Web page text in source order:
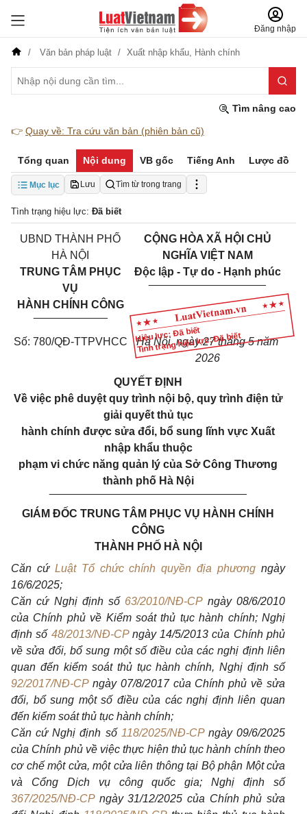
Đăng nhập
Văn bản pháp luật Xuất nhập khẩu, Hành chính
Tìm nâng cao
👉 Quay về: Tra cứu văn bản (phiên bản cũ)
Tổng quan Nội dung VB gốc Tiếng Anh Lược đồ
Mục lục Lưu Tìm từ trong trang
Tình trạng hiệu lực: Đã biết
Hiệu lực: Đã biết
Tình trạng hiệu lực: Đã biết
UBND THÀNH PHỐ
HÀ NỘI
TRUNG TÂM PHỤC
VỤ
HÀNH CHÍNH CÔNG
CỘNG HÒA XÃ HỘI CHỦ
NGHĨA VIỆT NAM
Độc lập - Tự do - Hạnh phúc
___________________
Số: 780/QĐ-TTPVHCC
Hà Nội, ngày 27 tháng 5 năm
2026
QUYẾT ĐỊNH
Về việc phê duyệt quy trình nội bộ, quy trình điện tử
giải quyết thủ tục
hành chính được sửa đổi, bổ sung lĩnh vực Xuất
nhập khẩu thuộc
phạm vi chức năng quản lý của Sở Công Thương
thành phố Hà Nội
________________________________
GIÁM ĐỐC TRUNG TÂM PHỤC VỤ HÀNH CHÍNH
CÔNG
THÀNH PHỐ HÀ NỘI
Căn cứ Luật Tổ chức chính quyền địa phương ngày
16/6/2025;
Căn cứ Nghị định số 63/2010/NĐ-CPngày 08/6/2010
của Chính phủ về Kiểm soát thủ tục hành chính; Nghị
định số 48/2013/NĐ-CPngày 14/5/2013 của Chính phủ
về sửa đổi, bổ sung một số điều của các nghị định liên
quan đến kiểm soát thủ tục hành chính, Nghị định số
92/2017/NĐ-CPngày 07/8/2017 của Chính phủ về sửa
đổi, bổ sung một số điều của các nghị định liên quan
đến kiểm soát thủ tục hành chính;
Căn cứ Nghị định số 118/2025/NĐ-CPngày 09/6/2025
của Chính phủ về việc thực hiện thủ tục hành chính theo
cơ chế một cửa, một cửa liên thông tại Bộ phận Một cửa
và Cổng Dịch vụ công quốc gia; Nghị định số
367/2025/NĐ-CPngày 31/12/2025 của Chính phủ sửa